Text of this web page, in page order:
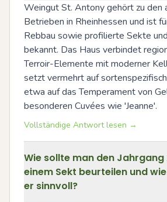
Weingut St. Antony gehört zu den
Betrieben in Rheinhessen und ist
Rebbau sowie profilierte Sekte
bekannt. Das Haus verbindet
Terroir-Elemente mit moderner
setzt vermehrt auf
etwa auf das Temperament von
besonderen Cuvées wie 'Jeanne'.
Vollständige Antwort lesen →
Wie sollte man den Jahrgang
einem Sekt beurteilen und
er sinnvoll?